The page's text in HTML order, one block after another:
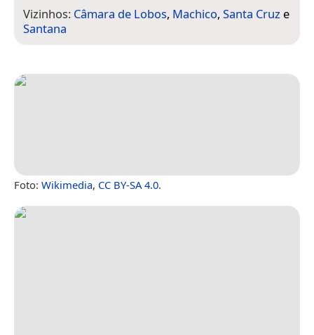
Vizinhos: Câmara de Lobos, Machico, Santa Cruz e
Santana
Foto: Wikimedia, CC BY-SA 4.0.